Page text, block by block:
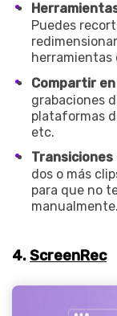
Puedes
herramientas
Compartir
grabaciones
plataformas
etc.
dos o más
para que no
manualmente.
4.ScreenRec